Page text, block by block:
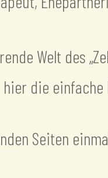
Welt des
die einfache
Seiten